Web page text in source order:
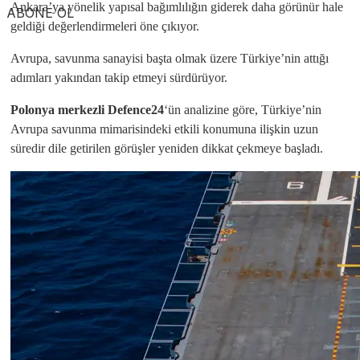
ABONE OL
Ankara’ya yönelik yapısal bağımlılığın giderek daha görünür hale
geldiği değerlendirmeleri öne çıkıyor.
Avrupa, savunma sanayisi başta olmak üzere Türkiye’nin attığı
adımları yakından takip etmeyi sürdürüyor.
Polonya merkezli Defence24‘ün analizine göre, Türkiye’nin
Avrupa savunma mimarisindeki etkili konumuna ilişkin uzun
süredir dile getirilen görüşler yeniden dikkat çekmeye başladı.